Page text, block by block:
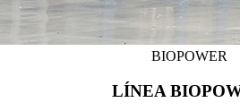
BIOPOWER
LÍNEA